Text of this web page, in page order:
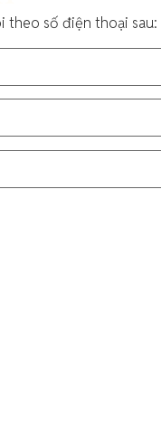
số điện thoại sau: